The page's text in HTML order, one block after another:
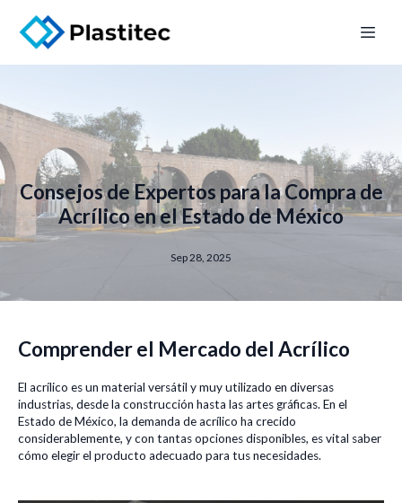
Consejos de Expertos para la Compra de
Acrílico en el Estado de México
Sep 28, 2025
Comprender el Mercado del Acrílico
El acrílico es un material versátil y muy utilizado en diversas
industrias, desde la construcción hasta las artes gráficas. En el
Estado de México, la demanda de acrílico ha crecido
considerablemente, y con tantas opciones disponibles, es vital saber
cómo elegir el producto adecuado para tus necesidades.